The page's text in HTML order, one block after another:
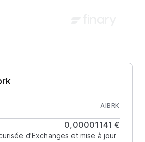
AIBRK
0,00001141 €
d’Exchanges et mise à jour